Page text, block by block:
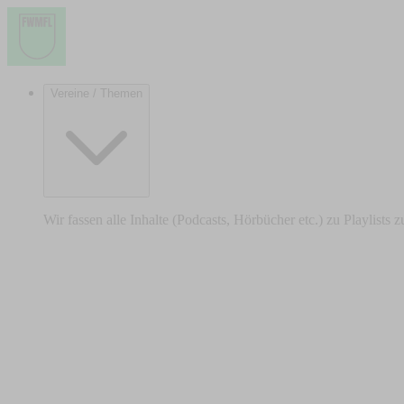
Vereine / Themen
Wir fassen alle Inhalte (Podcasts, Hörbücher etc.) zu Playlists